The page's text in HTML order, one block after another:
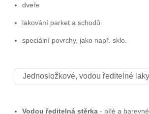
dveře
lakování parket a schodů
speciální povrchy, jako např. sklo.
Vodou ředitelná stěrka - bílé a barevné,